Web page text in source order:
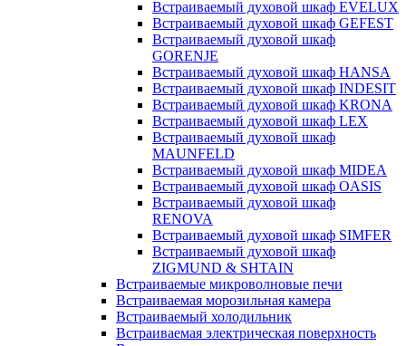
Встраиваемый духовой шкаф EVELUX
Встраиваемый духовой шкаф GEFEST
Встраиваемый духовой шкаф
GORENJE
Встраиваемый духовой шкаф HANSA
Встраиваемый духовой шкаф INDESIT
Встраиваемый духовой шкаф KRONA
Встраиваемый духовой шкаф LEX
Встраиваемый духовой шкаф
MAUNFELD
Встраиваемый духовой шкаф MIDEA
Встраиваемый духовой шкаф OASIS
Встраиваемый духовой шкаф
RENOVA
Встраиваемый духовой шкаф SIMFER
Встраиваемый духовой шкаф
ZIGMUND & SHTAIN
Встраиваемые микроволновые печи
Встраиваемая морозильная камера
Встраиваемый холодильник
Встраиваемая электрическая поверхность